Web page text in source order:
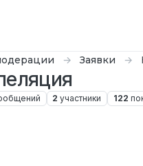
Заявки
2 участники 122